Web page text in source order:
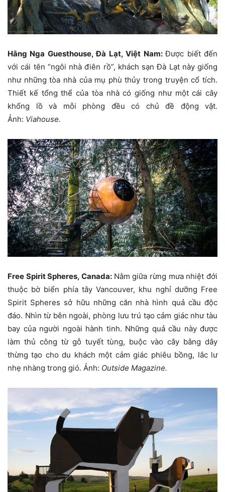
Hằng Nga Guesthouse, Đà Lạt, Việt Nam:Được biết đến
với cái tên “ngôi nhà điên rồ”, khách sạn Đà Lạt này giống
như những tòa nhà của mụ phù thủy trong truyện cổ tích.
Thiết kế tổng thể của tòa nhà có giống như một cái cây
khổng lồ và mỗi phòng đều có chủ đề động vật.
Ảnh: Viahouse.
Free Spirit Spheres, Canada: Nằm giữa rừng mưa nhiệt đới
thuộc bờ biển phía tây Vancouver, khu nghỉ dưỡng Free
Spirit Spheres sở hữu những căn nhà hình quả cầu độc
đáo. Nhìn từ bên ngoài, phòng lưu trú tạo cảm giác như tàu
bay của người ngoài hành tinh. Những quả cầu này được
làm thủ công từ gỗ tuyết tùng, buộc vào cây bằng dây
thừng tạo cho du khách một cảm giác phiêu bồng, lắc lư
nhẹ nhàng trong gió. Ảnh: Outside Magazine.